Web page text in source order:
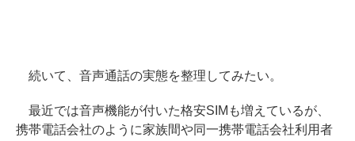
続いて、音声通話の実態を整理してみたい。
最近では音声機能が付いた格安SIMも増えているが、
携帯電話会社のように家族間や同一携帯電話会社利用者